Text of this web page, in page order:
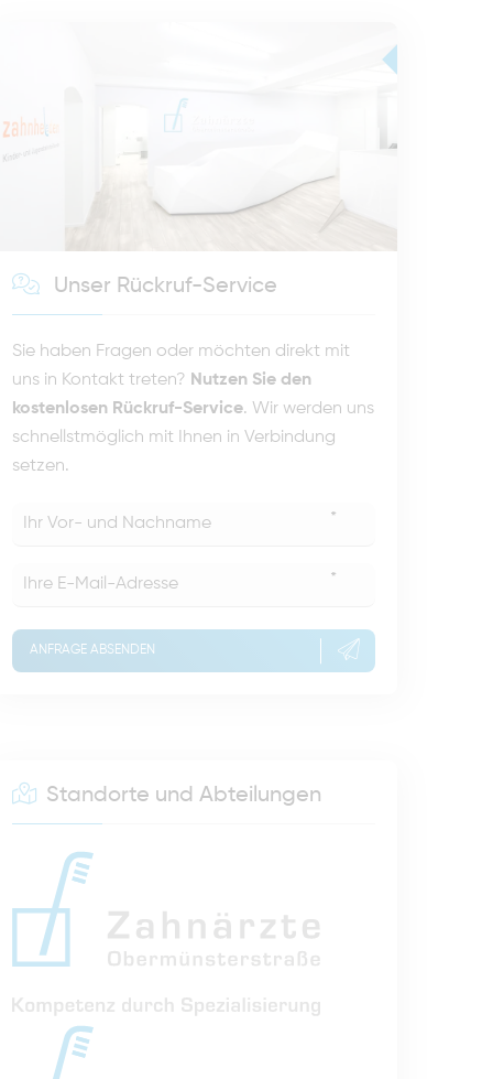
Unser Rückruf-Service
Sie haben Fragen oder möchten direkt mit
uns in Kontakt treten? Nutzen Sie den
kostenlosen Rückruf-Service. Wir werden uns
schnellstmöglich mit Ihnen in Verbindung
setzen.
*
*
ANFRAGE ABSENDEN
Standorte und Abteilungen